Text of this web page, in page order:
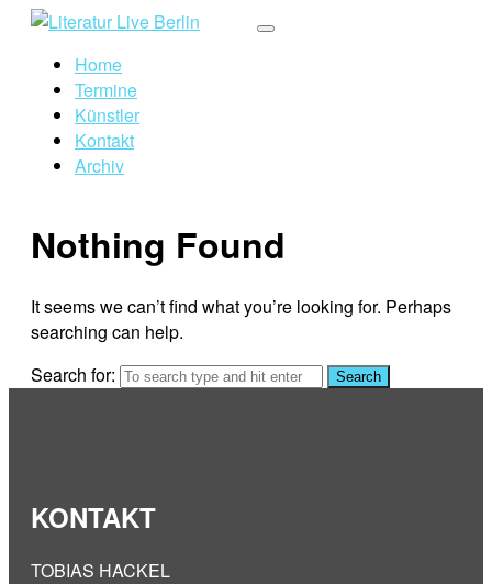
Home
Termine
Künstler
Kontakt
Archiv
Nothing Found
It seems we can’t find what you’re looking for. Perhaps
searching can help.
Search for:
KONTAKT
TOBIAS HACKEL